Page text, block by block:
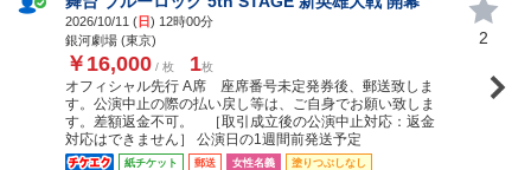
2026/10/11 (日) 12時00分
銀河劇場 (東京)
￥16,000 / 枚 1枚
オフィシャル先行 A席 座席番号未定発券後、郵送致しま
す。公演中止の際の払い戻し等は、ご自身でお願い致しま
す。差額返金不可。 ［取引成立後の公演中止対応：返金
対応はできません］ 公演日の1週間前発送予定
紙チケット 郵送 女性名義 塗りつぶしなし
2